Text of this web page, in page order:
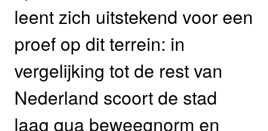
leent zich uitstekend voor een
proef op dit terrein: in
vergelijking tot de rest van
Nederland scoort de stad
laag qua beweegnorm en